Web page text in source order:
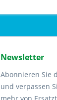
Newsletter
Abonnieren Sie
und verpassen